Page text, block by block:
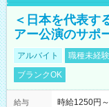
＜日本を代表す
アー公演のサポ
アルバイト 職種未経
ブランクOK
給与 時給1250円～